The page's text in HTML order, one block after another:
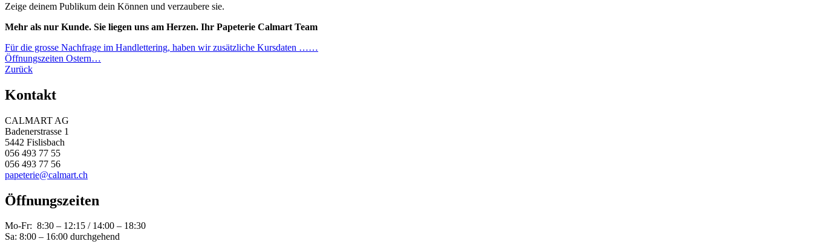
Zeige deinem Publikum dein Können und verzaubere sie.
Mehr als nur Kunde. Sie liegen uns am Herzen. Ihr Papeterie Calmart Team
Beitragsnavigation
Für die grosse Nachfrage im Handlettering, haben wir zusätzliche Kursdaten ……
Öffnungszeiten Ostern…
Zurück
Kontakt
CALMART AG
Badenerstrasse 1
5442 Fislisbach
056 493 77 55
056 493 77 56
papeterie@calmart.ch
Öffnungszeiten
Mo-Fr: 8:30 – 12:15 / 14:00 – 18:30
Sa: 8:00 – 16:00 durchgehend